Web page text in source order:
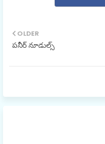
OLDER
పనీర్ నూడుల్స్